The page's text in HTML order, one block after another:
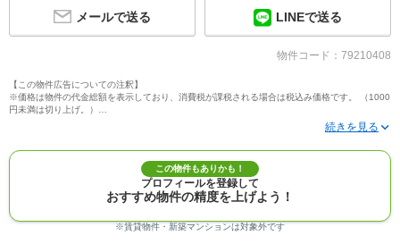
メールで送る LINEで送る
物件コード：79210408
【この物件広告についての注釈】
※価格は物件の代金総額を表示しており、消費税が課税される場合は税込み価格です。 （1000
円未満は切り上げ。）
※写真に写っている、またはパース（絵）や間取り図に描かれている家具や車などは、特にコ
※建築条件付き土地価格には、建物価格は含まれません。
※物件情報は、原則として情報提供日の２日前に最終確認した情報です。
※完成予想図はいずれも外構、植栽、外観等実際のものとは多少異なることがあります。
※モデルルーム・モデルハウス・展示場・ショールームの画像の場合、今回販売の物件と異な
※ＣＧ合成の画像の場合、実際とは多少異なる場合があります。
※物件特徴：販売戸数が複数の物件は、全ての住戸に該当しない項目もあります。
この物件もありかも！
プロフィールを登録して
おすすめ物件の精度を上げよう！
※賃貸物件・新築マンションは対象外です